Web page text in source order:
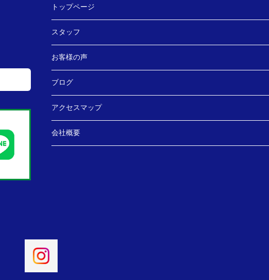
トップページ
スタッフ
お客様の声
ブログ
アクセスマップ
会社概要